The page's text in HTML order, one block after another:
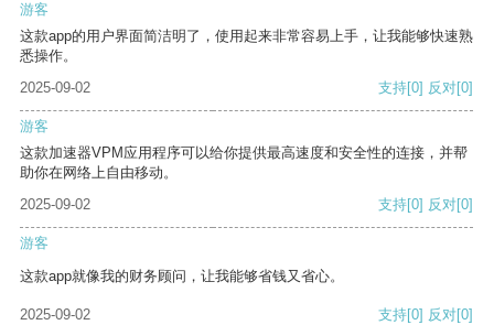
游客
这款app的用户界面简洁明了，使用起来非常容易上手，让我能够快速熟
悉操作。
2025-09-02
支持[0] 反对[0]
游客
这款加速器VPM应用程序可以给你提供最高速度和安全性的连接，并帮
助你在网络上自由移动。
2025-09-02
支持[0] 反对[0]
游客
这款app就像我的财务顾问，让我能够省钱又省心。
2025-09-02 支持[0] 反对[0]